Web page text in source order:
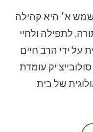
א׳ היא קהילה
לתפילה ולחיי
על ידי הרב חיים
עומדת
של בית